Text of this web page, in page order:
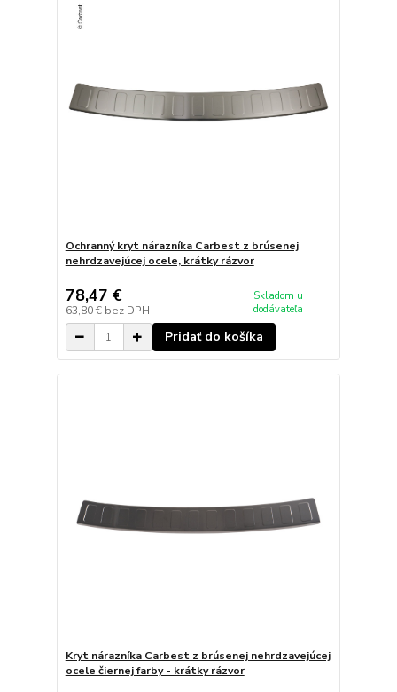
Ochranný kryt nárazníka Carbest z brúsenej
nehrdzavejúcej ocele, krátky rázvor
78,47 €
63,80 € bez DPH
Skladom u
dodávateľa
Pridať do košíka
Kryt nárazníka Carbest z brúsenej nehrdzavejúcej
ocele čiernej farby - krátky rázvor